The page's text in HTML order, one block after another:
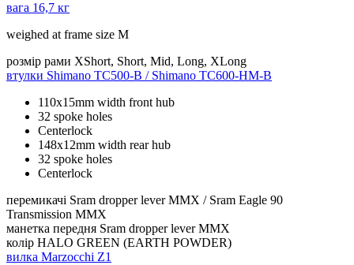
вага 16,7 кг
weighed at frame size M
розмір рами XShort, Short, Mid, Long, XLong
втулки Shimano TC500-B / Shimano TC600-HM-B
110x15mm width front hub
32 spoke holes
Centerlock
148x12mm width rear hub
32 spoke holes
Centerlock
перемикачі Sram dropper lever MMX / Sram Eagle 90
Transmission MMX
манетка передня Sram dropper lever MMX
колір HALO GREEN (EARTH POWDER)
вилка Marzocchi Z1